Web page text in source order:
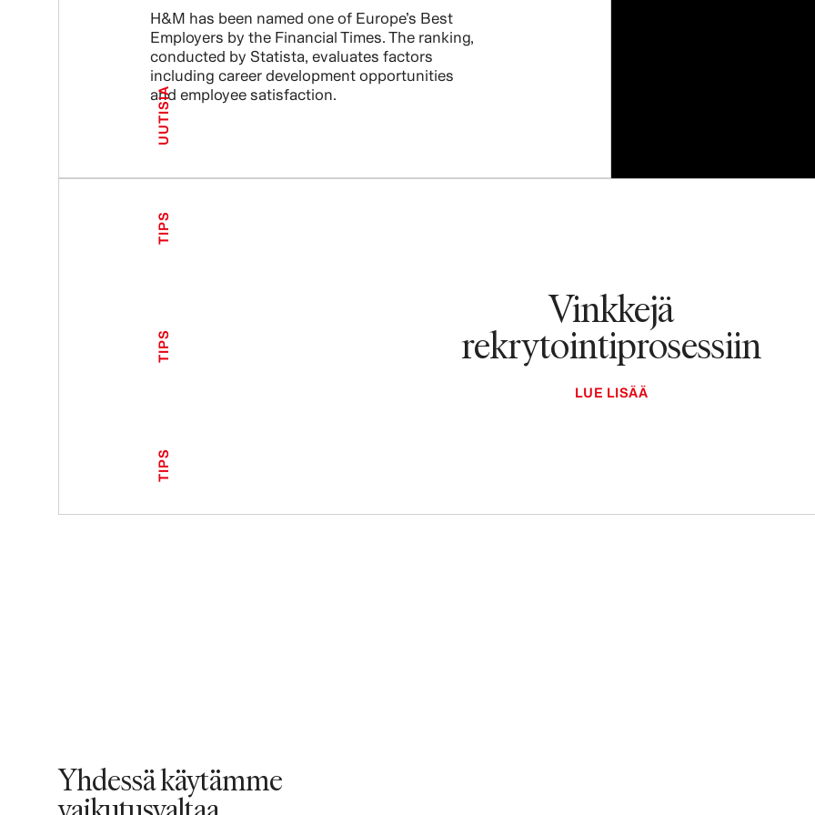
H&M has been named one of Europe’s Best
Employers by the Financial Times. The ranking,
conducted by Statista, evaluates factors
including career development opportunities
and employee satisfaction.
UUTISIA
Vinkkejä
rekrytointiprosessiin
LUE LISÄÄ
TIPS
TIPS
TIPS
Yhdessä käytämme